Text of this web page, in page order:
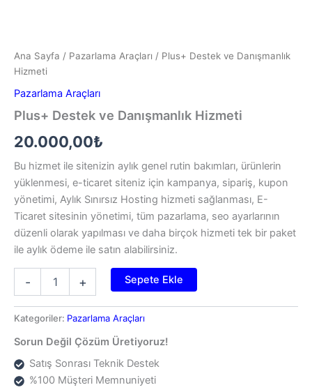
Ana Sayfa / Pazarlama Araçları / Plus+ Destek ve Danışmanlık
Hizmeti
Pazarlama Araçları
Plus+ Destek ve Danışmanlık Hizmeti
20.000,00₺
Bu hizmet ile sitenizin aylık genel rutin bakımları, ürünlerin
yüklenmesi, e-ticaret siteniz için kampanya, sipariş, kupon
yönetimi, Aylık Sınırsız Hosting hizmeti sağlanması, E-
Ticaret sitesinin yönetimi, tüm pazarlama, seo ayarlarının
düzenli olarak yapılması ve daha birçok hizmeti tek bir paket
ile aylık ödeme ile satın alabilirsiniz.
-
Danışmanlık
adet
+ Sepete Ekle
Kategoriler: Pazarlama Araçları
Sorun Değil Çözüm Üretiyoruz!
Satış Sonrası Teknik Destek
%100 Müşteri Memnuniyeti